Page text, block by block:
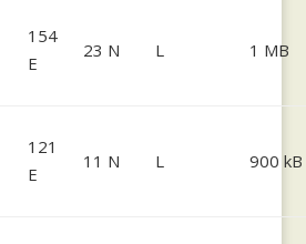
154
E
23 N L 1 MB
121
E
11 N L 900 kB